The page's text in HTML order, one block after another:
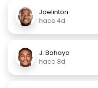
Joelinton
hace 4d
J. Bahoya
hace 8d